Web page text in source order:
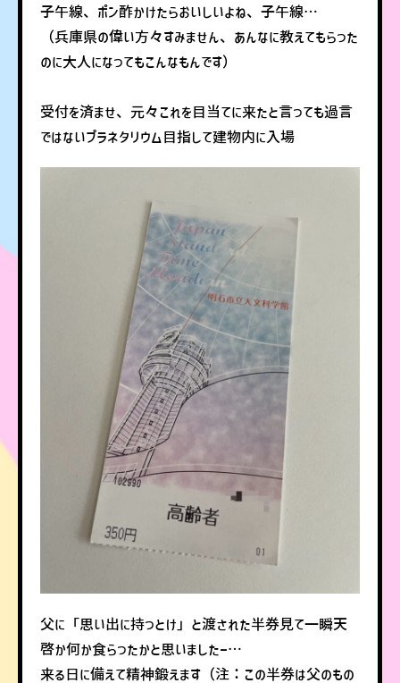
子午線、ポン酢かけたらおいしいよね、子午線…
（兵庫県の偉い方々すみません、あんなに教えてもらった
のに大人になってもこんなもんです）
受付を済ませ、元々これを目当てに来たと言っても過言
ではないプラネタリウム目指して建物内に入場
父に「思い出に持っとけ」と渡された半券見て一瞬天
啓か何か食らったかと思いましたー…
来る日に備えて精神鍛えます（注：この半券は父のもの